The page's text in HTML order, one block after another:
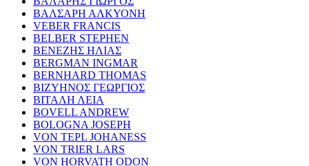
ΒΑΛΣΑΡΗ ΑΛΚΥΟΝΗ
VEBER FRANCIS
BELBER STEPHEN
ΒΕΝΕΖΗΣ ΗΛΙΑΣ
BERGMAN INGMAR
BERNHARD THOMAS
ΒΙΖΥΗΝΟΣ ΓΕΩΡΓΙΟΣ
ΒΙΤΑΛΗ ΛΕΙΑ
BOVELL ANDREW
BOLOGNA JOSEPH
VON TEPL JOHANESS
VON TRIER LARS
VON HORVATH ODON